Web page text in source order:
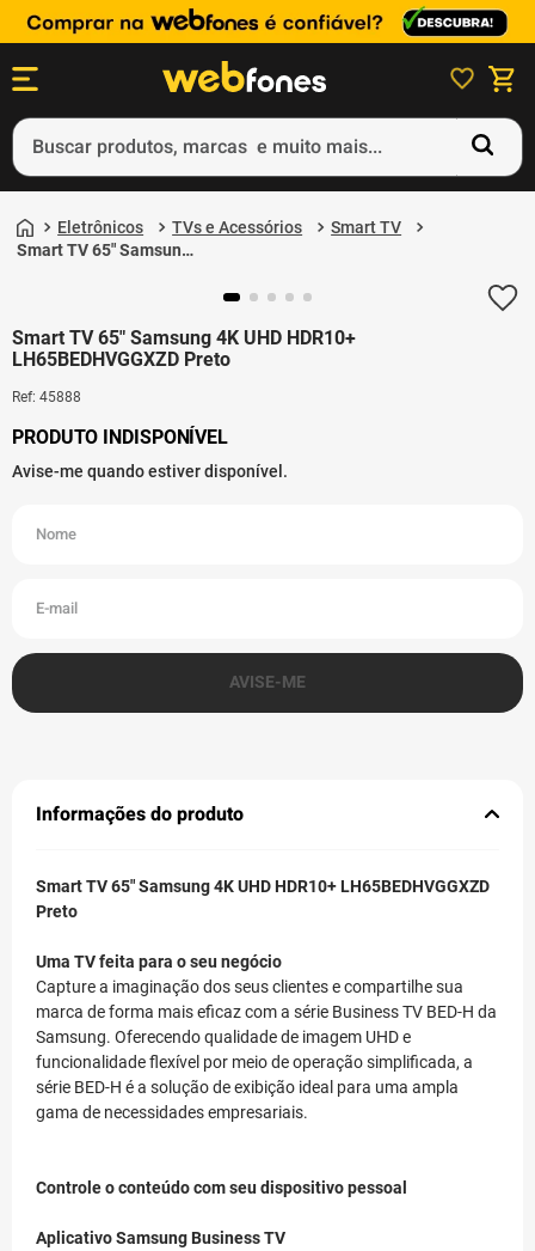
Buscar produtos, marcas e muito mais...
Eletrônicos TVs e Acessórios
Smart TV
Smart TV 65" Samsung
Smart TV 65" Samsung 4K UHD HDR10+
LH65BEDHVGGXZD Preto
Ref: 45888
Informações do produto
Smart TV 65" Samsung 4K UHD HDR10+ LH65BEDHVGGXZD
Preto
Uma TV feita para o seu negócio
Capture a imaginação dos seus clientes e compartilhe sua
marca de forma mais eficaz com a série Business TV BED-H da
Samsung. Oferecendo qualidade de imagem UHD e
funcionalidade flexível por meio de operação simplificada, a
série BED-H é a solução de exibição ideal para uma ampla
gama de necessidades empresariais.
Controle o conteúdo com seu dispositivo pessoal
Aplicativo Samsung Business TV
2º
gift card
4º
smartphone
5º edição limitada 30º aniversário